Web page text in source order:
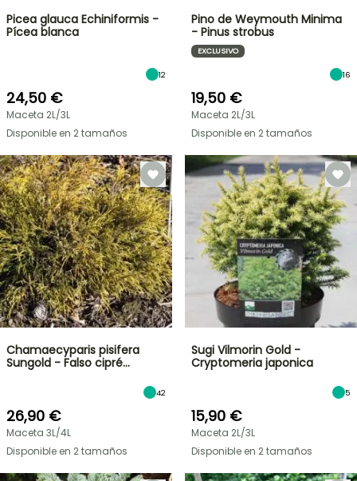
Picea glauca Echiniformis -
Pícea blanca
12
24,50 €
Maceta 2L/3L
Disponible en 2 tamaños
Pino de Weymouth Minima
- Pinus strobus
EXCLUSIVO
16
19,50 €
Maceta 2L/3L
Disponible en 2 tamaños
Chamaecyparis pisifera
Sungold - Falso cipré…
42
26,90 €
Maceta 3L/4L
Disponible en 2 tamaños
Sugi Vilmorin Gold -
Cryptomeria japonica
5
15,90 €
Maceta 2L/3L
Disponible en 2 tamaños